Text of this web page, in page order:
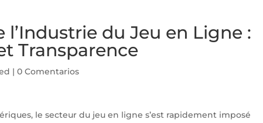
du Jeu en Ligne :
Transparence
|0 Comentarios
le secteur du jeu en ligne s’est rapidement imposé